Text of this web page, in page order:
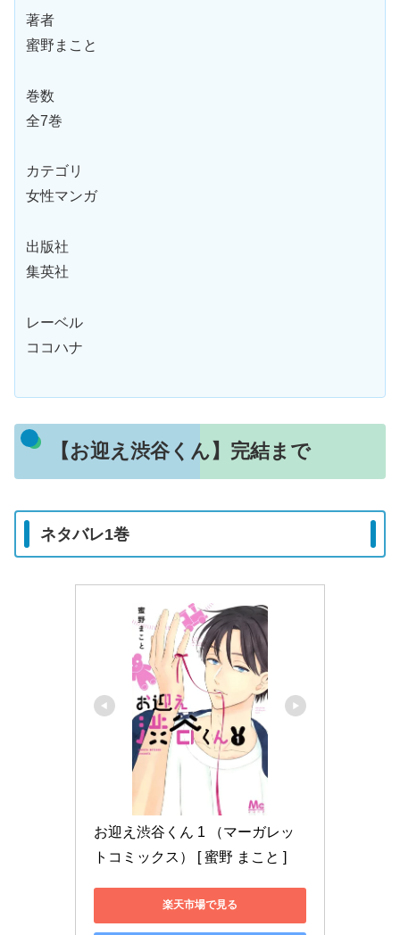
著者
蜜野まこと
巻数
全7巻
カテゴリ
女性マンガ
出版社
集英社
レーベル
ココハナ
【お迎え渋谷くん】完結まで
ネタバレ1巻
お迎え渋谷くん 1 （マーガレッ
トコミックス） [ 蜜野 まこと ]
楽天市場で見る